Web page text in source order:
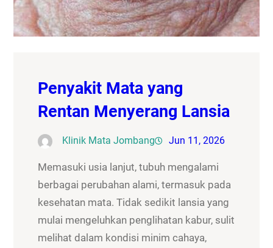
Penyakit Mata yang
Rentan Menyerang Lansia
Klinik Mata Jombang Jun 11, 2026
Memasuki usia lanjut, tubuh mengalami
berbagai perubahan alami, termasuk pada
kesehatan mata. Tidak sedikit lansia yang
mulai mengeluhkan penglihatan kabur, sulit
melihat dalam kondisi minim cahaya,